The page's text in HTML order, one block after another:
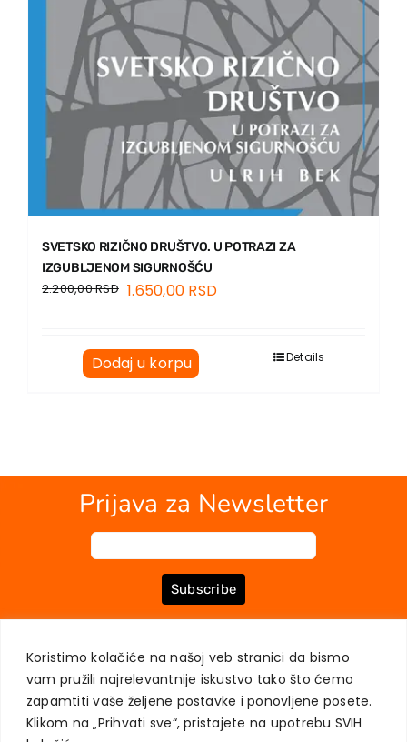
Koristimo kolačiće na našoj veb stranici da bismo
vam pružili najrelevantnije iskustvo tako što ćemo
zapamtiti vaše željene postavke i ponovljene posete.
Klikom na „Prihvati sve“, pristajete na upotrebu SVIH
SVETSKO RIZIČNO DRUŠTVO. U POTRAZI ZA
IZGUBLJENOM SIGURNOŠĆU
2.200,00RSD 1.650,00 RSD
Dodaj u korpu Details
Prijava za Newsletter
Subscribe
MOJ NALOG
ZAŠTITA PRIVATNOSTI KORISNIKA